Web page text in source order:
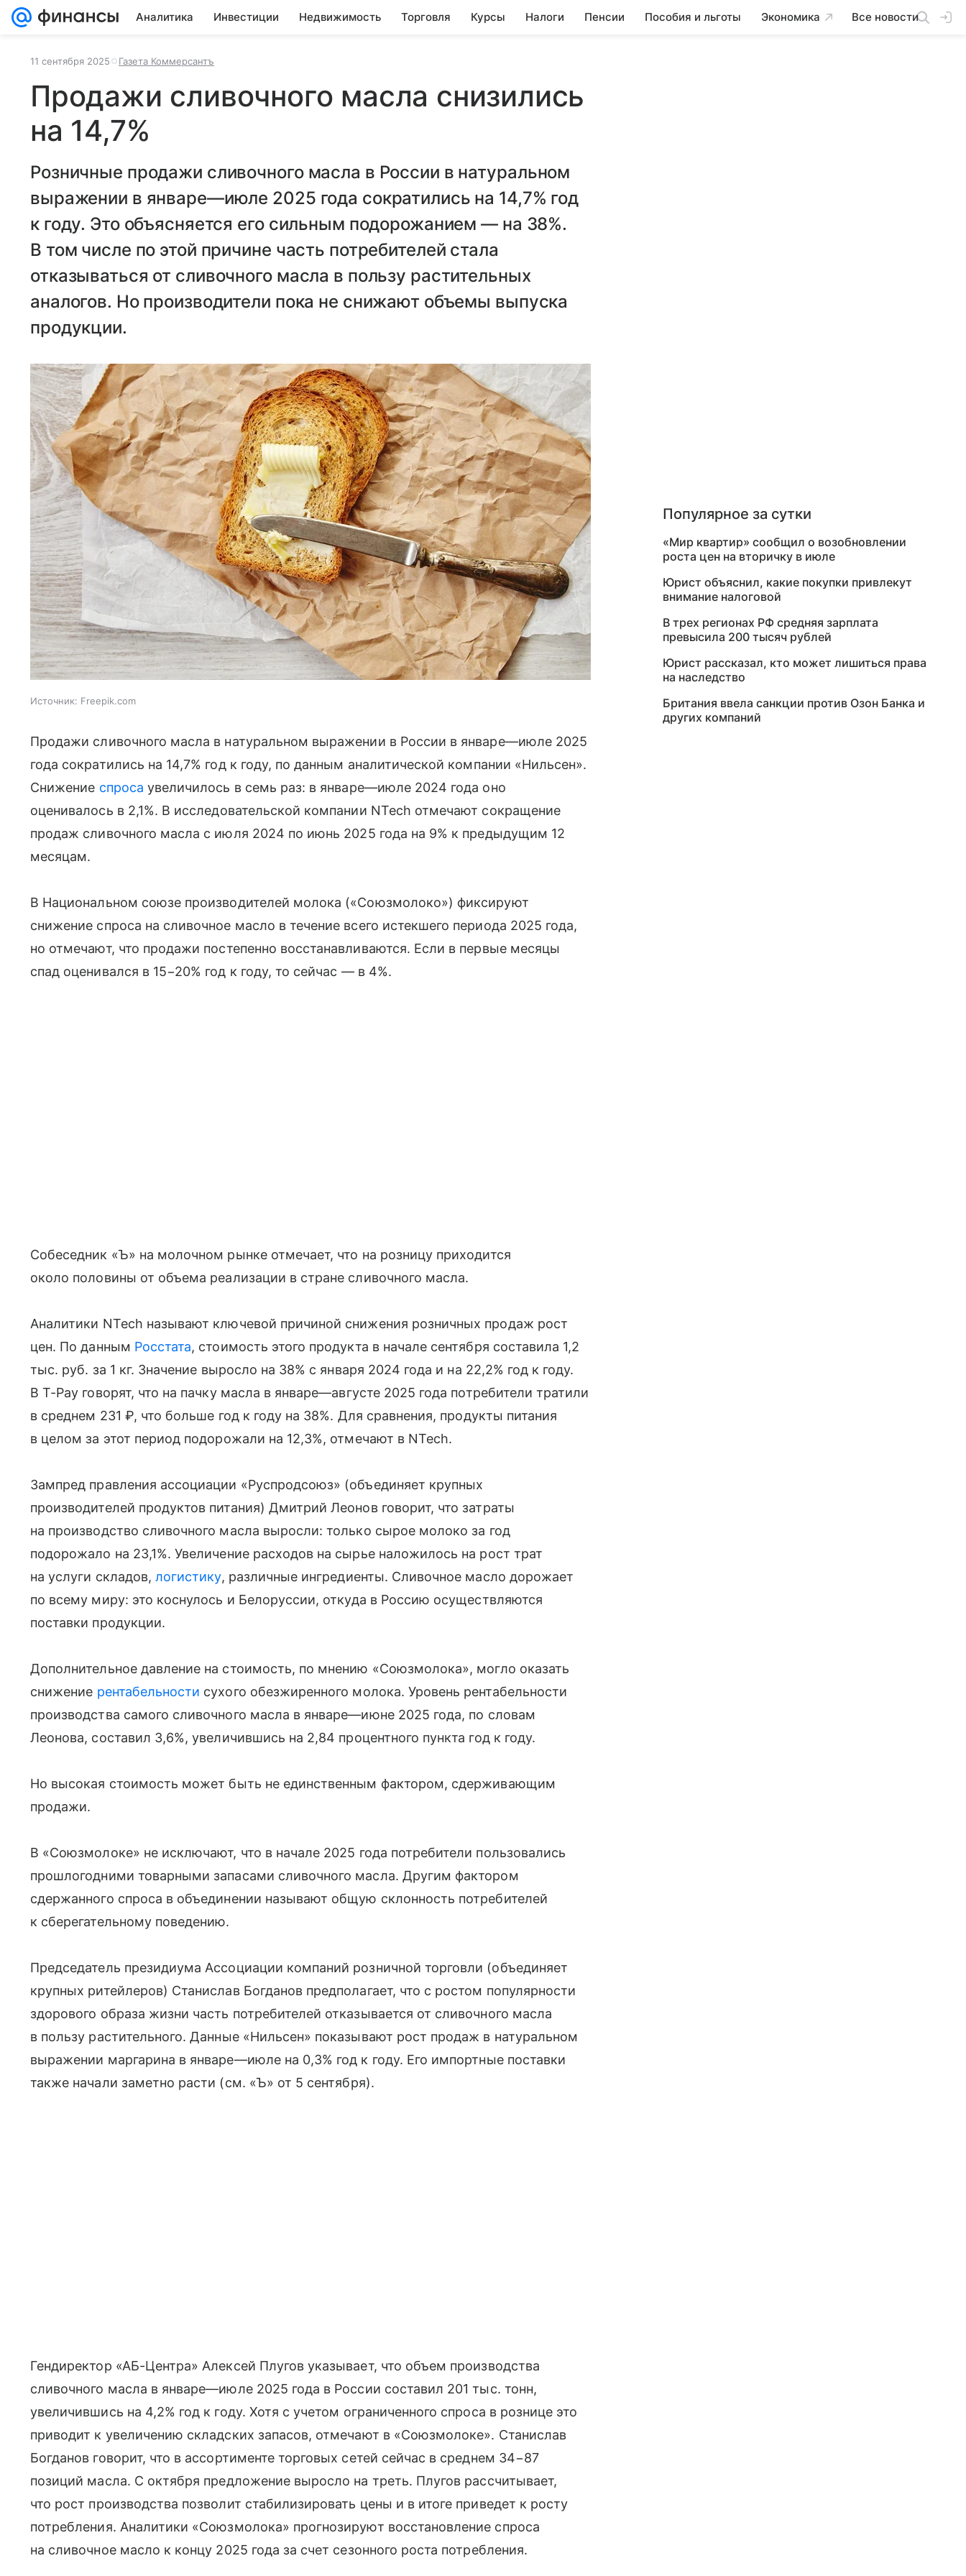
Аналитика Инвестиции Недвижимость Торговля Курсы Налоги Пенсии Пособия и льготы Экономика Все новости
11 сентября 2025 Газета Коммерсантъ
Продажи сливочного масла снизились
на 14,7%
Розничные продажи сливочного масла в России в натуральном
выражении в январе—июле 2025 года сократились на 14,7% год
к году. Это объясняется его сильным подорожанием — на 38%.
В том числе по этой причине часть потребителей стала
отказываться от сливочного масла в пользу растительных
аналогов. Но производители пока не снижают объемы выпуска
продукции.
Источник: Freepik.com
Продажи сливочного масла в натуральном выражении в России в январе—июле 2025
года сократились на 14,7% год к году, по данным аналитической компании «Нильсен».
Снижение спроса увеличилось в семь раз: в январе—июле 2024 года оно
оценивалось в 2,1%. В исследовательской компании NTech отмечают сокращение
продаж сливочного масла с июля 2024 по июнь 2025 года на 9% к предыдущим 12
месяцам.
В Национальном союзе производителей молока («Союзмолоко») фиксируют
снижение спроса на сливочное масло в течение всего истекшего периода 2025 года,
но отмечают, что продажи постепенно восстанавливаются. Если в первые месяцы
спад оценивался в 15−20% год к году, то сейчас — в 4%.
Собеседник «Ъ» на молочном рынке отмечает, что на розницу приходится
около половины от объема реализации в стране сливочного масла.
Аналитики NTech называют ключевой причиной снижения розничных продаж рост
цен. По данным Росстата, стоимость этого продукта в начале сентября составила 1,2
тыс. руб. за 1 кг. Значение выросло на 38% с января 2024 года и на 22,2% год к году.
В T-Pay говорят, что на пачку масла в январе—августе 2025 года потребители тратили
в среднем 231 ₽, что больше год к году на 38%. Для сравнения, продукты питания
в целом за этот период подорожали на 12,3%, отмечают в NTech.
Зампред правления ассоциации «Руспродсоюз» (объединяет крупных
производителей продуктов питания) Дмитрий Леонов говорит, что затраты
на производство сливочного масла выросли: только сырое молоко за год
подорожало на 23,1%. Увеличение расходов на сырье наложилось на рост трат
на услуги складов,логистику, различные ингредиенты. Сливочное масло дорожает
по всему миру: это коснулось и Белоруссии, откуда в Россию осуществляются
поставки продукции.
Дополнительное давление на стоимость, по мнению «Союзмолока», могло оказать
снижение рентабельности сухого обезжиренного молока. Уровень рентабельности
производства самого сливочного масла в январе—июне 2025 года, по словам
Леонова, составил 3,6%, увеличившись на 2,84 процентного пункта год к году.
Но высокая стоимость может быть не единственным фактором, сдерживающим
продажи.
В «Союзмолоке» не исключают, что в начале 2025 года потребители пользовались
прошлогодними товарными запасами сливочного масла. Другим фактором
сдержанного спроса в объединении называют общую склонность потребителей
к сберегательному поведению.
Председатель президиума Ассоциации компаний розничной торговли (объединяет
крупных ритейлеров) Станислав Богданов предполагает, что с ростом популярности
здорового образа жизни часть потребителей отказывается от сливочного масла
в пользу растительного. Данные «Нильсен» показывают рост продаж в натуральном
выражении маргарина в январе—июле на 0,3% год к году. Его импортные поставки
также начали заметно расти (см. «Ъ» от 5 сентября).
Гендиректор «АБ-Центра» Алексей Плугов указывает, что объем производства
сливочного масла в январе—июле 2025 года в России составил 201 тыс. тонн,
увеличившись на 4,2% год к году. Хотя с учетом ограниченного спроса в рознице это
приводит к увеличению складских запасов, отмечают в «Союзмолоке». Станислав
Богданов говорит, что в ассортименте торговых сетей сейчас в среднем 34−87
позиций масла. С октября предложение выросло на треть. Плугов рассчитывает,
что рост производства позволит стабилизировать цены и в итоге приведет к росту
потребления. Аналитики «Союзмолока» прогнозируют восстановление спроса
на сливочное масло к концу 2025 года за счет сезонного роста потребления.
Популярное за сутки
«Мир квартир» сообщил о возобновлении
роста цен на вторичку в июле
Юрист объяснил, какие покупки привлекут
внимание налоговой
В трех регионах РФ средняя зарплата
превысила 200 тысяч рублей
Юрист рассказал, кто может лишиться права
на наследство
Британия ввела санкции против Озон Банка и
других компаний